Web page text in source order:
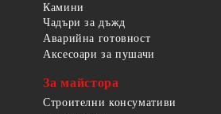
Камини
Чадъри за дъжд
Аварийна готовност
Аксесоари за пушачи
За майстора
Строителни консумативи